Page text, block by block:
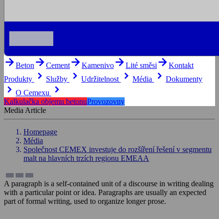
arrow_forwardBeton arrow_forwardCementarrow_forwardKamenivoarrow_forwardLité směsi arrow_forwardKontakt
Produkty
keyboard_arrow_right Služby keyboard_arrow_right Udržitelnost keyboard_arrow_right Média keyboard_arrow_right Dokumenty
keyboard_arrow_right O Cemexu keyboard_arrow_right
Kalkulačka objemu betonuProvozovny
Media Article
Homepage
Média
Společnost CEMEX investuje do rozšíření řešení v segmentu
malt na hlavních trzích regionu EMEAA
A paragraph is a self-contained unit of a discourse in writing dealing
with a particular point or idea. Paragraphs are usually an expected
part of formal writing, used to organize longer prose.